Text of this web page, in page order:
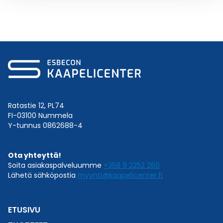
Ratastie 12, PL74
FI-03100 Nummela
Y-tunnus 0862688-4
Ota yhteyttä!
Soita asiakaspalveluumme +358 9 2252 260
Lähetä sähköpostia myynti@kaapelicenter.fi
ETUSIVU